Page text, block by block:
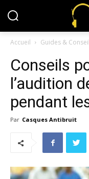
Accueil Guides &
Conseils
l’audition
pendant
Par Casques Antibruit